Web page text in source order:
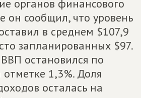
органов финансового
он сообщил, что уровень
в среднем $107,9
запланированных $97.
остановился по
1,3%. Доля
осталась на